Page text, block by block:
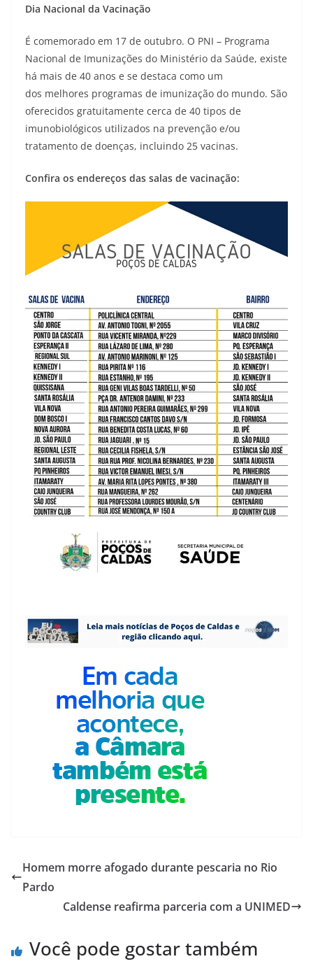
Dia Nacional da Vacinação
É comemorado em 17 de outubro. O PNI – Programa
Nacional de Imunizações do Ministério da Saúde, existe
há mais de 40 anos e se destaca como um
dos melhores programas de imunização do mundo. São
oferecidos gratuitamente cerca de 40 tipos de
imunobiológicos utilizados na prevenção e/ou
tratamento de doenças, incluindo 25 vacinas.
Confira os endereços das salas de vacinação:
Homem morre afogado durante pescaria no Rio
Pardo
Caldense reafirma parceria com a UNIMED
Você pode gostar também